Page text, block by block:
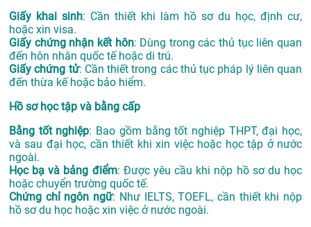
Giấy khai sinh: Cần thiết khi làm hồ sơ du học, định cư,
hoặc xin visa.
Giấy chứng nhận kết hôn: Dùng trong các thủ tục liên quan
đến hôn nhân quốc tế hoặc di trú.
Giấy chứng tử: Cần thiết trong các thủ tục pháp lý liên quan
đến thừa kế hoặc bảo hiểm.
Hồ sơ học tập và bằng cấp
Bằng tốt nghiệp: Bao gồm bằng tốt nghiệp THPT, đại học,
và sau đại học, cần thiết khi xin việc hoặc học tập ở nước
ngoài.
Học bạ và bảng điểm: Được yêu cầu khi nộp hồ sơ du học
hoặc chuyển trường quốc tế.
Chứng chỉ ngôn ngữ: Như IELTS, TOEFL, cần thiết khi nộp
hồ sơ du học hoặc xin việc ở nước ngoài.